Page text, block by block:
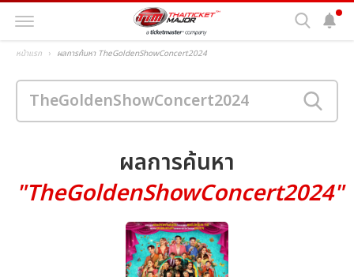
หน้าแรก ผลการค้นหา TheGoldenShowConcert2024
ผลการค้นหา
"TheGoldenShowConcert2024"